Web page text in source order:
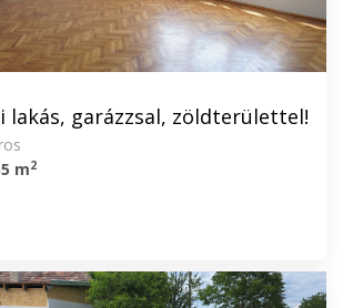
lakás, garázzsal, zöldterülettel!
m2